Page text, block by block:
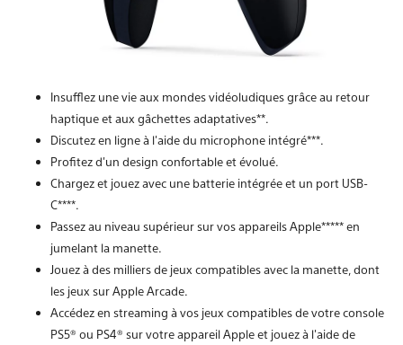
Insufflez une vie aux mondes vidéoludiques grâce au retour
haptique et aux gâchettes adaptatives**.
Discutez en ligne à l'aide du microphone intégré***.
Profitez d'un design confortable et évolué.
Chargez et jouez avec une batterie intégrée et un port USB-
C****.
Passez au niveau supérieur sur vos appareils Apple***** en
jumelant la manette.
Jouez à des milliers de jeux compatibles avec la manette, dont
les jeux sur Apple Arcade.
Accédez en streaming à vos jeux compatibles de votre console
PS5® ou PS4® sur votre appareil Apple et jouez à l'aide de